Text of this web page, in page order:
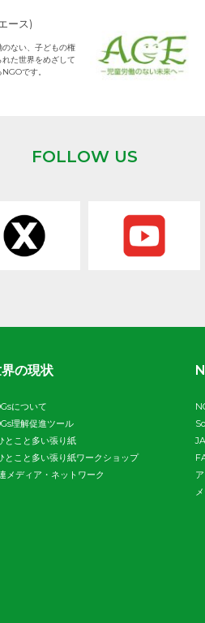
ース)
のない、子どもの権
れた世界をめざして
です。
FOLLOW US
の現状
について
理解促進ツール
とこと多い張り紙
とこと多い張り紙ワークショップ
メディア・ネットワーク